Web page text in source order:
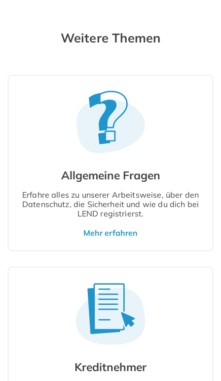
Weitere Themen
Allgemeine Fragen
Erfahre alles zu unserer Arbeitsweise, über den
Datenschutz, die Sicherheit und wie du dich bei
LEND registrierst.
Mehr erfahren
Kreditnehmer